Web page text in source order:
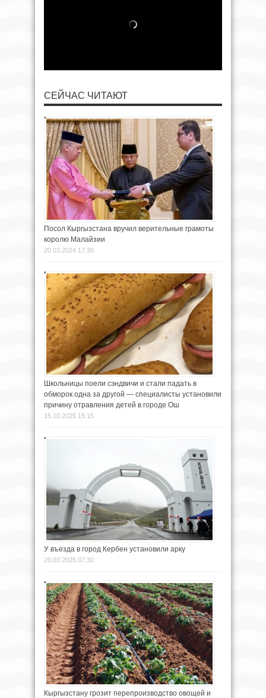
СЕЙЧАС ЧИТАЮТ
Посол Кыргызстана вручил верительные грамоты
королю Малайзии
20.03.2024 17:30
Школьницы поели сэндвичи и стали падать в
обморок одна за другой — специалисты установили
причину отравления детей в городе Ош
15.10.2025 15:15
У въезда в город Кербен установили арку
29.03.2025 07:30
Кыргызстану грозит перепроизводство овощей и